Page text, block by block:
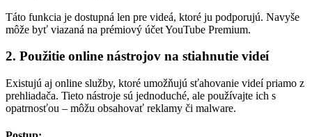
Táto funkcia je dostupná len pre videá, ktoré ju podporujú. Navyše
môže byť viazaná na prémiový účet YouTube Premium.
2. Použitie online nástrojov na stiahnutie videí
Existujú aj online služby, ktoré umožňujú sťahovanie videí priamo z
prehliadača. Tieto nástroje sú jednoduché, ale používajte ich s
opatrnosťou – môžu obsahovať reklamy či malware.